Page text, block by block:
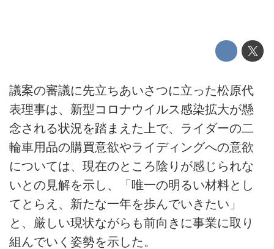
議案の審議に先立ちあいさつに立った松原代
表理事は、新型コロナウイルス感染拡大が懸
念される状況を踏まえた上で、ライダーの二
輪車用品の購買意欲やライディングへの意欲
については、現在のところ陰りが感じられな
いとの見解を示し、「唯一の明るい材料とし
てとらえ、新たな一年を歩んでいきたい」
と、厳しい現状ながらも前向きに事業に取り
組んでいく姿勢を示した。